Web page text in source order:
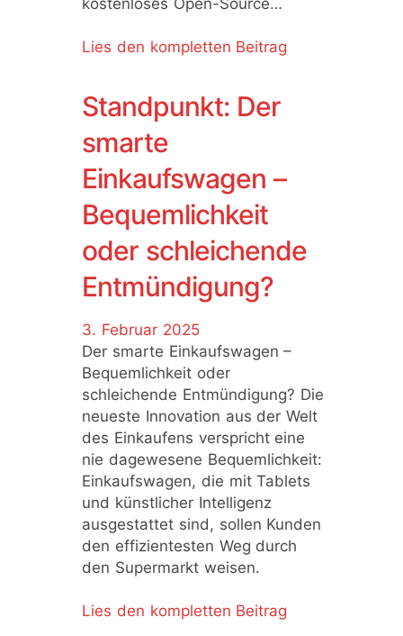
kostenloses Open-Source…
Lies den kompletten Beitrag
Standpunkt: Der
smarte
Einkaufswagen –
Bequemlichkeit
oder schleichende
Entmündigung?
3. Februar 2025
Der smarte Einkaufswagen –
Bequemlichkeit oder
schleichende Entmündigung? Die
neueste Innovation aus der Welt
des Einkaufens verspricht eine
nie dagewesene Bequemlichkeit:
Einkaufswagen, die mit Tablets
und künstlicher Intelligenz
ausgestattet sind, sollen Kunden
den effizientesten Weg durch
den Supermarkt weisen.
Lies den kompletten Beitrag